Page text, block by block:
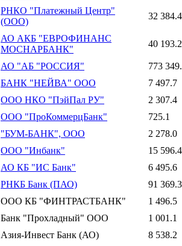
РНКО "Платежный Центр"
(ООО)
32 384.4
АО АКБ "ЕВРОФИНАНС
МОСНАРБАНК"
40 193.2
АО "АБ "РОССИЯ"
773
БАНК "НЕЙВА" ООО
7 497.7
ООО НКО "ПэйПал РУ"
2 307.4
ООО "ПроКоммерцБанк"
725.1
"БУМ-БАНК", ООО
2 278.0
ООО "Инбанк"
15 596.4
АО КБ "ИС Банк"
6 495.6
РНКБ Банк (ПАО)
91 369.3
ООО КБ "ФИНТРАСТБАНК"
1 496.5
Банк "Прохладный" ООО
1 001.1
Азия-Инвест Банк (АО)
8 538.2